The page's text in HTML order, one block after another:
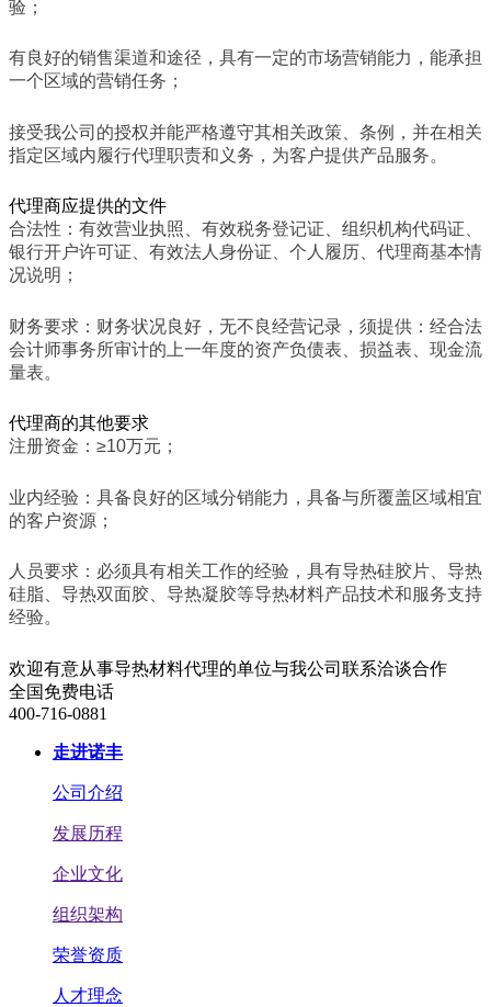
验；
有良好的销售渠道和途径，具有一定的市场营销能力，能承担
一个区域的营销任务；
接受我公司的授权并能严格遵守其相关政策、条例，并在相关
指定区域内履行代理职责和义务，为客户提供产品服务。
代理商应提供的文件
合法性：有效营业执照、有效税务登记证、组织机构代码证、
银行开户许可证、有效法人身份证、个人履历、代理商基本情
况说明；
财务要求：财务状况良好，无不良经营记录，须提供：经合法
会计师事务所审计的上一年度的资产负债表、损益表、现金流
量表。
代理商的其他要求
注册资金：≥10万元；
业内经验：具备良好的区域分销能力，具备与所覆盖区域相宜
的客户资源；
人员要求：必须具有相关工作的经验，具有导热硅胶片、导热
硅脂、导热双面胶、导热凝胶等导热材料产品技术和服务支持
经验。
欢迎有意从事导热材料代理的单位与我公司联系洽谈合作
全国免费电话
400-716-0881
走进诺丰
公司介绍
发展历程
企业文化
组织架构
荣誉资质
人才理念